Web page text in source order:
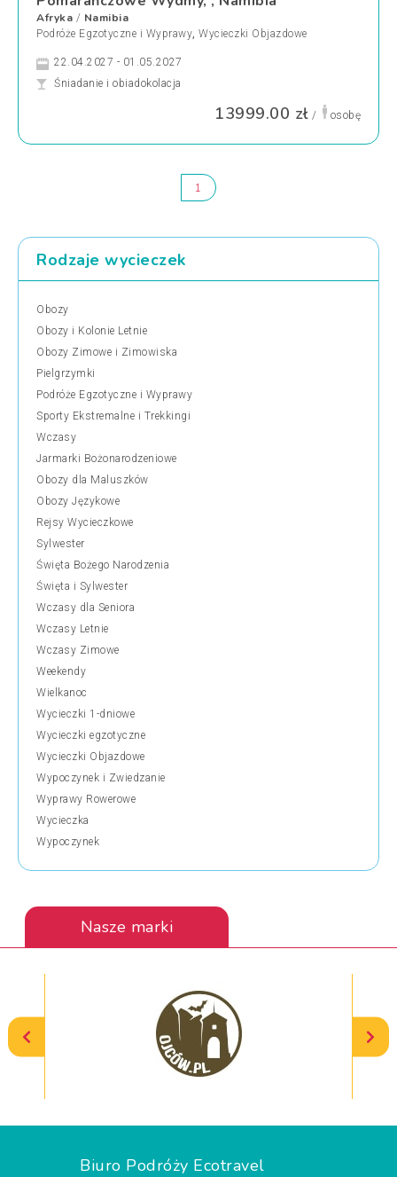
Afryka / Namibia
Podróże Egzotyczne i Wyprawy, Wycieczki Objazdowe
22.04.2027 - 01.05.2027
Śniadanie i obiadokolacja
13999.00 zł / osobę
1
Rodzaje wycieczek
Obozy
Obozy i Kolonie Letnie
Obozy Zimowe i Zimowiska
Pielgrzymki
Podróże Egzotyczne i Wyprawy
Sporty Ekstremalne i Trekkingi
Wczasy
Jarmarki Bożonarodzeniowe
Obozy dla Maluszków
Obozy Językowe
Rejsy Wycieczkowe
Sylwester
Święta Bożego Narodzenia
Święta i Sylwester
Wczasy dla Seniora
Wczasy Letnie
Wczasy Zimowe
Weekendy
Wielkanoc
Wycieczki 1-dniowe
Wycieczki egzotyczne
Wycieczki Objazdowe
Wypoczynek i Zwiedzanie
Wyprawy Rowerowe
Wycieczka
Wypoczynek
Nasze marki
Biuro Podróży Ecotravel